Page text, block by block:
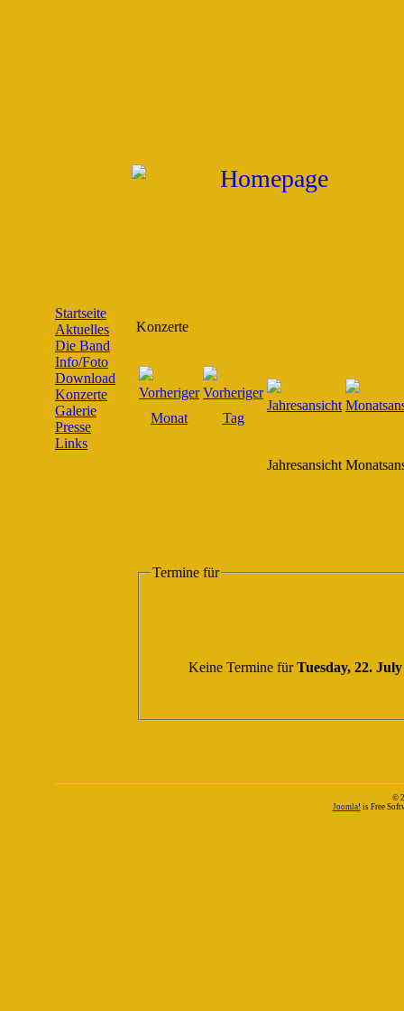
Startseite
Aktuelles
Die Band
Info/Foto
Download
Konzerte
Galerie
Presse
Links
Konzerte
Jahresansicht
Termine für
Keine Termine fürTuesday, 22.
©
Joomla! is Free